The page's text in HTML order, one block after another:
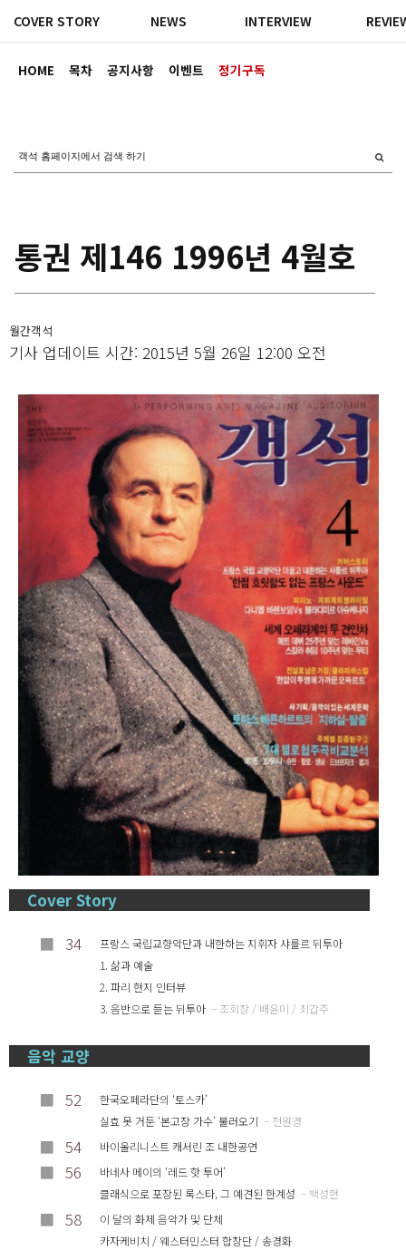
HOME 목차 공지사항 이벤트 정기구독
COVER STORY NEWS INTERVIEW
통권 제146 1996년 4월호
월간객석
기사 업데이트 시간: 2015년 5월 26일 12:00 오전
Cover Story
■ 34
프랑스 국립교향악단과 내한하는 지휘자 샤를르 뒤투아
1. 삶과 예술
2. 파리 현지 인터뷰
3. 음반으로 듣는 뒤투아 – 조회창 / 배윤미 / 최갑주
음악 교양
■ 52
한국오페라단의 ‘토스카’
실효 못 거둔 ‘본고장 가수’ 불러오기 – 전원경
■ 54 바이올리니스트 캐서린 조 내한공연
■ 56
바네사 메이의 ‘레드 핫 투어’
클래식으로 포장된 록스타, 그 예견된 한계성 – 백성현
■ 58
이 달의 화제 음악가 및 단체
카자케비치 / 웨스터민스터 합창단 / 송경화